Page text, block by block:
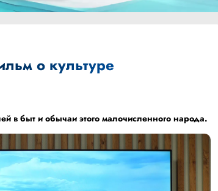
о культуре
в быт и обычаи этого малочисленного народа.